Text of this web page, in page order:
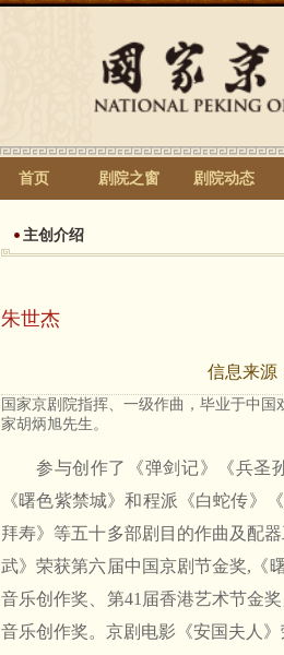
首页 剧院之窗 剧院动态
主创介绍
朱世杰
信息来源
国家京剧院指挥、一级作曲，毕业于中
家胡炳旭先生。
参与创作了《弹剑记》《兵圣
《曙色紫禁城》和程派《白蛇传》
拜寿》等五十多部剧目的作曲及配
武》荣获第六届中国京剧节金奖,《
音乐创作奖、第41届香港艺术节金
音乐创作奖。京剧电影《安国夫人》